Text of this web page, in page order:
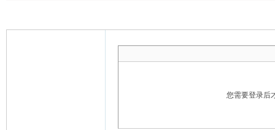
您需要登录后